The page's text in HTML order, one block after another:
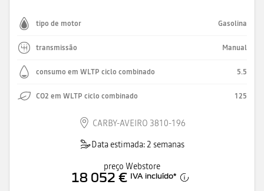
tipo de motor Gasolina
transmissão Manual
consumo em WLTP ciclo combinado 5.5
CO2 em WLTP ciclo combinado 125
CARBY-AVEIRO 3810-196
Data estimada: 2 semanas
preço Webstore
18 052 € IVA incluído*